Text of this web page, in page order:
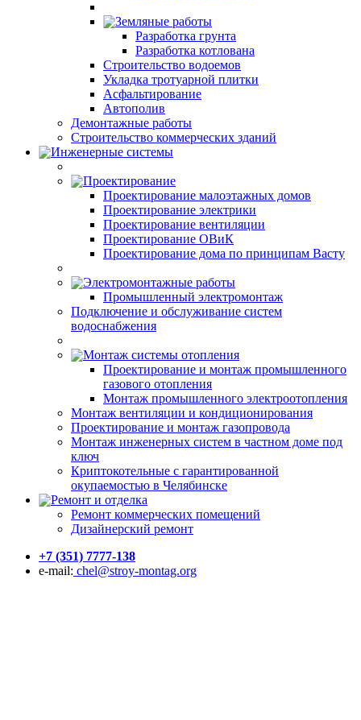
Земляные работы
Разработка грунта
Разработка котлована
Строительство водоемов
Укладка тротуарной плитки
Асфальтирование
Автополив
Демонтажные работы
Строительство коммерческих зданий
Инженерные системы
Проектирование
Проектирование малоэтажных домов
Проектирование электрики
Проектирование вентиляции
Проектирование ОВиК
Проектирование дома по принципам Васту
Электромонтажные работы
Промышленный электромонтаж
Подключение и обслуживание систем
водоснабжения
Монтаж системы отопления
Проектирование и монтаж промышленного
газового отопления
Монтаж промышленного электроотопления
Монтаж вентиляции и кондиционирования
Проектирование и монтаж газопровода
Монтаж инженерных систем в частном доме под
ключ
Криптокотельные с гарантированной
окупаемостью в Челябинске
Ремонт и отделка
Ремонт коммерческих помещений
Дизайнерский ремонт
+7 (351) 7777-138
e-mail: chel@stroy-montag.org